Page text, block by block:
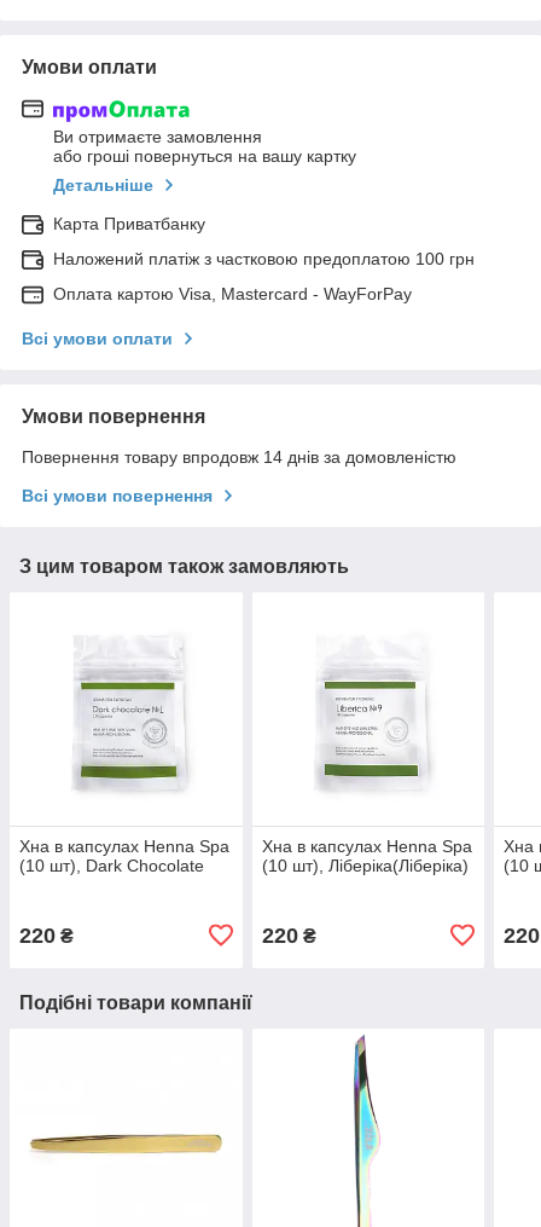
Умови оплати
Ви отримаєте замовлення
або гроші повернуться на вашу картку
Детальніше
Карта Приватбанку
Наложений платіж з частковою предоплатою 100 грн
Оплата картою Visa, Mastercard - WayForPay
Всі умови оплати
Умови повернення
Повернення товару впродовж 14 днів за домовленістю
Всі умови повернення
З цим товаром також замовляють
Хна в капсулах Henna Spa
(10 шт), Dark Chocolate
220 ₴
Хна в капсулах Henna Spa
(10 шт), Ліберіка(Ліберіка)
220₴
Хна
(10
220
Подібні товари компанії